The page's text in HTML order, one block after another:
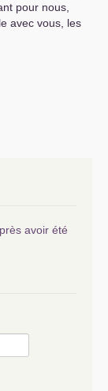
pour nous,
avec vous, les
avoir été